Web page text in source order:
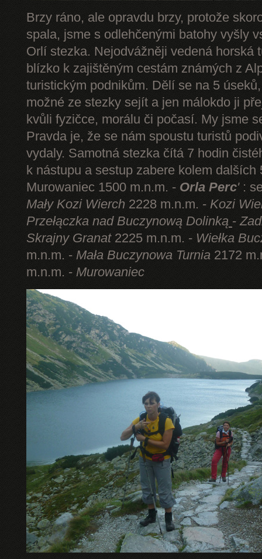
Brzy ráno, ale opravdu brzy, protože
spala, jsme s odlehčenými batohy vyšly
Orlí stezka. Nejodvážněji vedená horská
blízko k zajištěným cestám známých z
turistickým podnikům. Dělí se na 5
možné ze stezky sejít a jen málokdo ji
kvůli fyzičce, morálu či počasí. My jsme
Pravda je, že se nám spoustu turistů
vydaly. Samotná stezka čítá 7 hodin
k nástupu a sestup zabere kolem dalších
Murowaniec 1500 m.n.m. - Orla Perc':
Mały Kozi Wierch 2228 m.n.m. - Kozi
Przełączka nad Buczynową Dolinką -
Skrajny Granat2225 m.n.m. - Wiełka
m.n.m. - Mała Buczynowa Turnia 2172
m.n.m. - Murowaniec